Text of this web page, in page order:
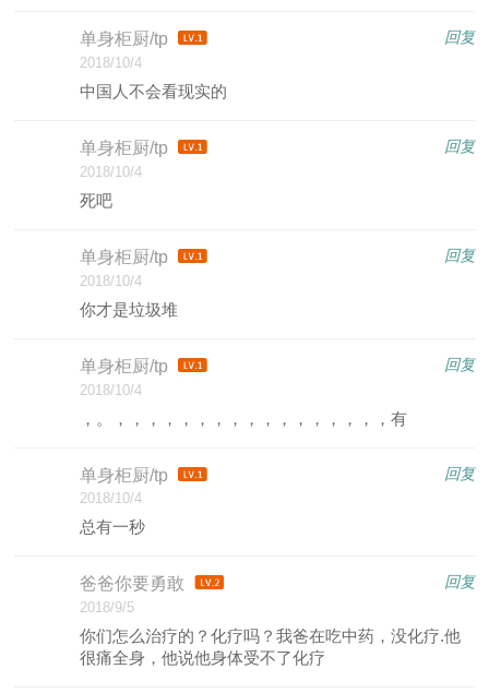
回复
单身柜厨/tp
2018/10/4
中国人不会看现实的
回复
单身柜厨/tp
2018/10/4
死吧
回复
单身柜厨/tp
2018/10/4
你才是垃圾堆
回复
单身柜厨/tp
2018/10/4
，。，，，，，，，，，，，，，，，，，有
回复
单身柜厨/tp
2018/10/4
总有一秒
回复
爸爸你要勇敢
2018/9/5
你们怎么治疗的？化疗吗？我爸在吃中药，没化疗.他
很痛全身，他说他身体受不了化疗